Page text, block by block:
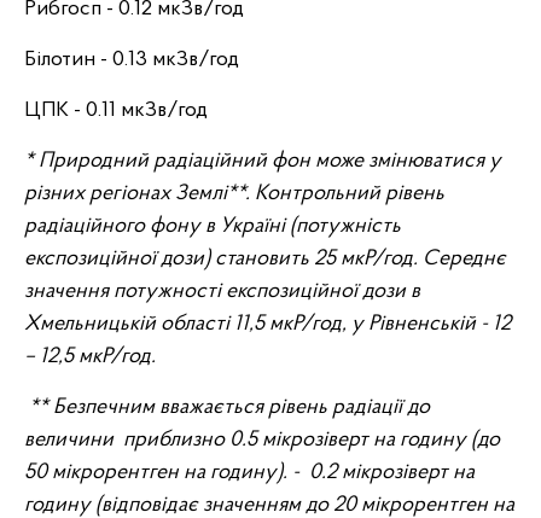
Рибгосп - 0.12 мкЗв/год
Білотин - 0.13 мкЗв/год
ЦПК - 0.11 мкЗв/год
*Природний радіаційний фон може змінюватися у
різних регіонах Землі**. Контрольний рівень
радіаційного фону в Україні (потужність
експозиційної дози) становить 25 мкР/год. Середнє
значення потужності експозиційної дози в
Хмельницькій області 11,5 мкР/год, у Рівненській - 12
– 12,5 мкР/год.
** Безпечним вважається рівень радіації до
величини приблизно 0.5 мікрозіверт на годину (до
50 мікрорентген на годину). - 0.2 мікрозіверт на
годину (відповідає значенням до 20 мікрорентген на